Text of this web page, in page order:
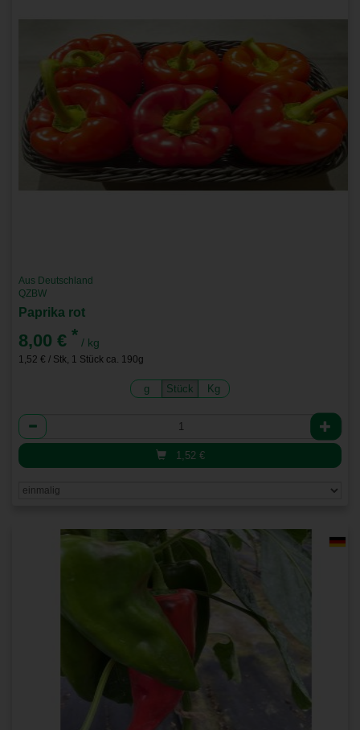
Aus Deutschland
QZBW
Paprika rot
8,00 € * / kg
1,52 € / Stk, 1 Stück ca. 190g
g Stück Kg
Anzahl
1,52 €